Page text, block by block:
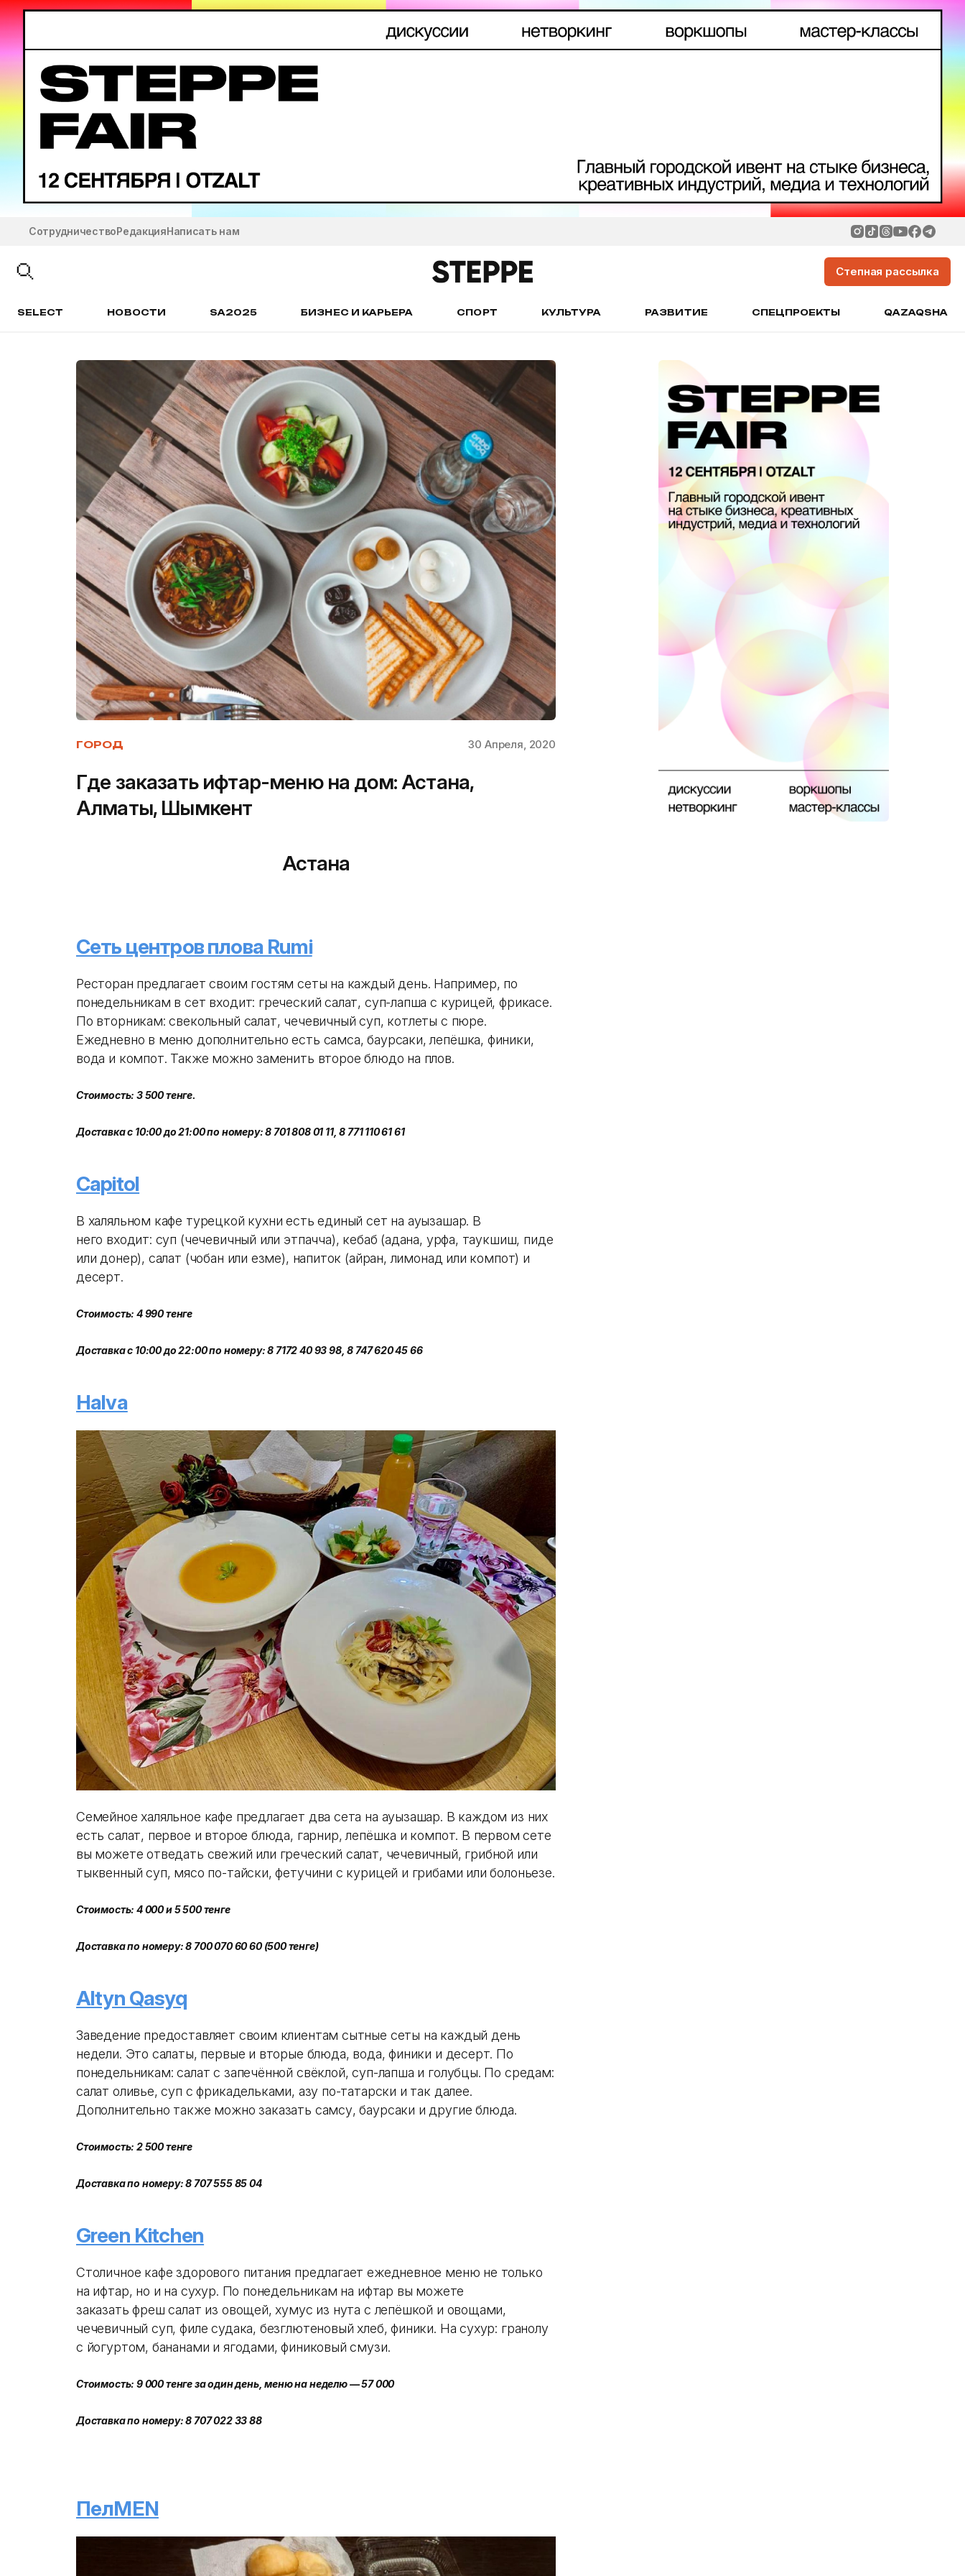
СотрудничествоРедакцияНаписать нам
Степная рассылка
SELECT НОВОСТИ SA2025 БИЗНЕС И КАРЬЕРА СПОРТ КУЛЬТУРА РАЗВИТИЕ СПЕЦПРОЕКТЫ QAZAQSHA
ГОРОД 30 Апреля, 2020
Где заказать ифтар-меню на дом: Астана,
Алматы, Шымкент
Астана
Сеть центров плова Rumi
Ресторан предлагает своим гостям сеты на каждый день. Например, по
понедельникам в сет входит: греческий салат, суп-лапша с курицей, фрикасе.
По вторникам: свекольный салат, чечевичный суп, котлеты с пюре.
Ежедневно в меню дополнительно есть самса, баурсаки, лепёшка, финики,
вода и компот. Также можно заменить второе блюдо на плов.
Стоимость: 3 500 тенге.
Доставка с 10:00 до 21:00 по номеру: 8 701 808 01 11, 8 771 110 61 61
Capitol
В халяльном кафе турецкой кухни есть единый сет на ауызашар. В
него входит: суп (чечевичный или этпачча), кебаб (адана, урфа, таукшиш, пиде
или донер), салат (чобан или езме), напиток (айран, лимонад или компот) и
десерт.
Стоимость: 4 990 тенге
Доставка с 10:00 до 22:00 по номеру: 8 7172 40 93 98, 8 747 620 45 66
Halva
Семейное халяльное кафе предлагает два сета на ауызашар. В каждом из них
есть салат, первое и второе блюда, гарнир, лепёшка и компот. В первом сете
вы можете отведать свежий или греческий салат, чечевичный, грибной или
тыквенный суп, мясо по-тайски, фетучини с курицей и грибами или болоньезе.
Стоимость: 4 000 и 5 500 тенге
Доставка по номеру: 8 700 070 60 60 (500 тенге)
Altyn Qasyq
Заведение предоставляет своим клиентам сытные сеты на каждый день
недели. Это салаты, первые и вторые блюда, вода, финики и десерт. По
понедельникам: салат с запечённой свёклой, суп-лапша и голубцы. По средам:
салат оливье, суп с фрикадельками, азу по-татарски и так далее.
Дополнительно также можно заказать самсу, баурсаки и другие блюда.
Стоимость: 2 500 тенге
Доставка по номеру: 8 707 555 85 04
Green Kitchen
Столичное кафе здорового питания предлагает ежедневное меню не только
на ифтар, но и на сухур. По понедельникам на ифтар вы можете
заказать фреш салат из овощей, хумус из нута с лепёшкой и овощами,
чечевичный суп, филе судака, безглютеновый хлеб, финики. На сухур: гранолу
с йогуртом, бананами и ягодами, финиковый смузи.
Стоимость: 9 000 тенге за один день, меню на неделю — 57 000
Доставка по номеру: 8 707 022 33 88
ПелMEN